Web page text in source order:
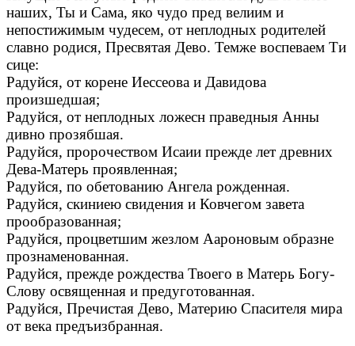
наших, Ты и Сама, яко чудо пред велиим и
непостижимым чудесем, от неплодных родителей
славно родися, Пресвятая Дево. Темже воспеваем Ти
сице:
Радуйся, от корене Иессеова и Давидова
произшедшая;
Радуйся, от неплодных ложесн праведныя Анны
дивно прозябшая.
Радуйся, пророчеством Исаии прежде лет древних
Дева-Матерь проявленная;
Радуйся, по обетованию Ангела рожденная.
Радуйся, скиниею свидения и Ковчегом завета
прообразованная;
Радуйся, процветшим жезлом Аароновым образне
прознаменованная.
Радуйся, прежде рождества Твоего в Матерь Богу-
Слову освященная и предуготованная.
Радуйся, Пречистая Дево, Материю Спасителя мира
от века предъизбранная.